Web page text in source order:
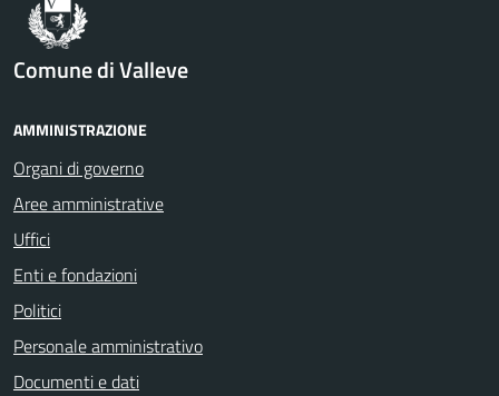
Comune di Valleve
AMMINISTRAZIONE
Organi di governo
Aree amministrative
Uffici
Enti e fondazioni
Politici
Personale amministrativo
Documenti e dati